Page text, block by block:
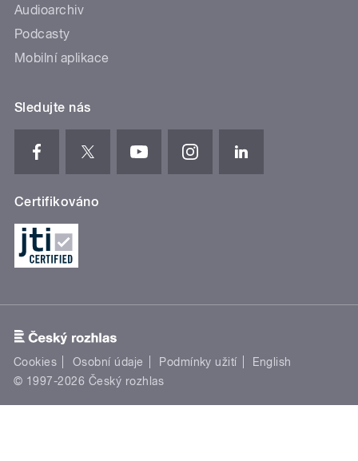
Audioarchiv
Podcasty
Mobilní aplikace
Sledujte nás
Certifikováno
Cookies Osobní údaje Podmínky užití
English
© 1997-2026 Český rozhlas